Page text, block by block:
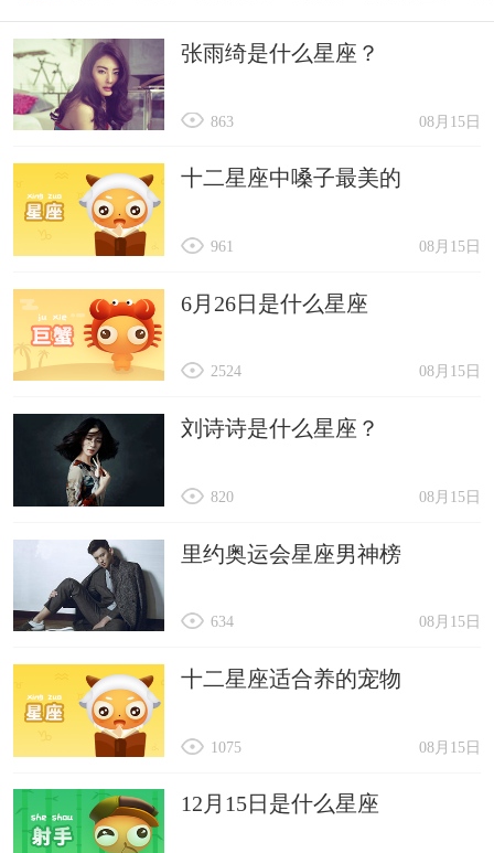
张雨绮是什么星座？
08月15日
863
十二星座中嗓子最美的
08月15日
961
6月26日是什么星座
08月15日
2524
刘诗诗是什么星座？
08月15日
820
里约奥运会星座男神榜
08月15日
634
十二星座适合养的宠物
08月15日
1075
12月15日是什么星座